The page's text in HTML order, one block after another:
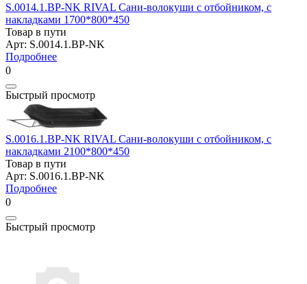
S.0014.1.BP-NK RIVAL Сани-волокуши с отбойником, с
накладками 1700*800*450
Товар в пути
Арт: S.0014.1.BP-NK
Подробнее
0
Быстрый просмотр
S.0016.1.BP-NK RIVAL Сани-волокуши с отбойником, с
накладками 2100*800*450
Товар в пути
Арт: S.0016.1.BP-NK
Подробнее
0
Быстрый просмотр